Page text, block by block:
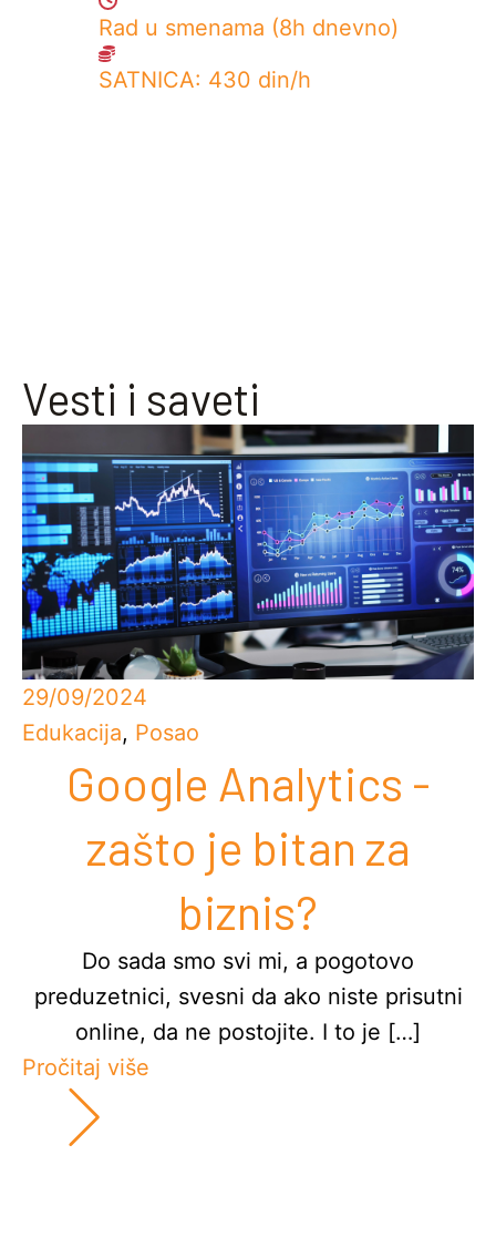
Rad u smenama (8h dnevno)
SATNICA: 430 din/h
Vesti i saveti
29/09/2024
Edukacija, Posao
Google Analytics -
zašto je bitan za
biznis?
Do sada smo svi mi, a pogotovo
preduzetnici, svesni da ako niste prisutni
online, da ne postojite. I to je […]
Pročitaj više